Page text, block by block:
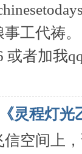
工代祷
者加我
灵程灯光
空间上